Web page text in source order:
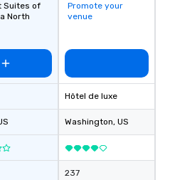
Suites of
North
Promote your
venue
Hôtel de luxe
Washington, US
237